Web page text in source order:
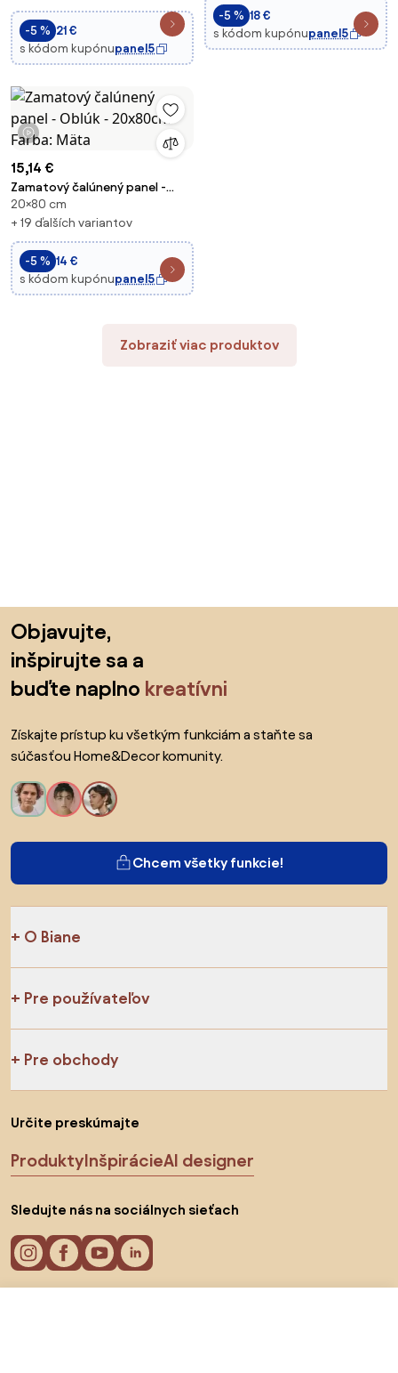
-5 % 21 €
s kódom kupónupanel5
-5 % 18 €
s kódom kupónupanel5
1 video
15,14 €
Zamatový čalúnený panel -
Oblúk - 20x80cm Farba: Mäta
20×80 cm
+ 19 ďalších variantov
-5 % 14 €
s kódom kupónupanel5
Zobraziť viac produktov
Objavujte,
inšpirujte sa a
buďte naplno kreatívni
Získajte prístup ku všetkým funkciám a staňte sa
súčasťou Home&Decor komunity.
Chcem všetky funkcie!
O Biane
Pre používateľov
Pre obchody
Určite preskúmajte
ProduktyInšpirácieAI designer
Sledujte nás na sociálnych sieťach